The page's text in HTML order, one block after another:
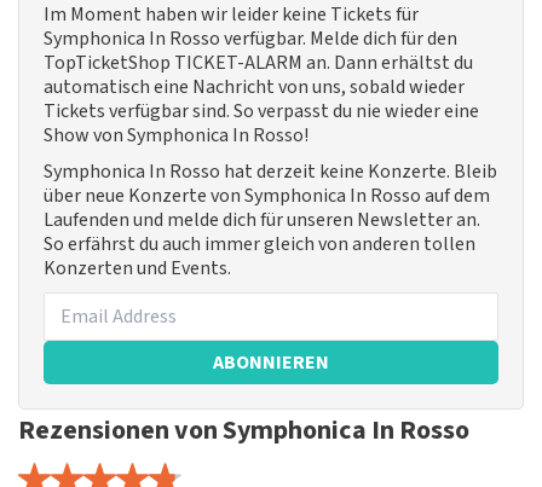
Im Moment haben wir leider keine Tickets für
Symphonica In Rosso verfügbar. Melde dich für den
TopTicketShop TICKET-ALARM an. Dann erhältst du
automatisch eine Nachricht von uns, sobald wieder
Tickets verfügbar sind. So verpasst du nie wieder eine
Show von Symphonica In Rosso!
Symphonica In Rosso hat derzeit keine Konzerte. Bleib
über neue Konzerte von Symphonica In Rosso auf dem
Laufenden und melde dich für unseren Newsletter an.
So erfährst du auch immer gleich von anderen tollen
Konzerten und Events.
ABONNIEREN
Rezensionen von Symphonica In Rosso